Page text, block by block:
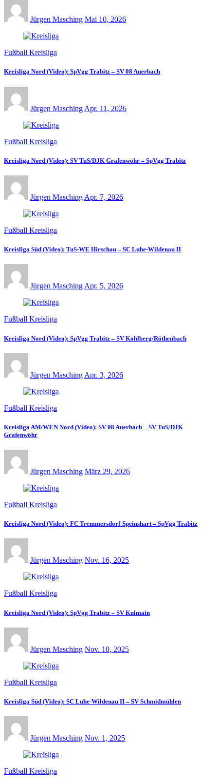
Jürgen Masching Mai 10, 2026
Fußball Kreisliga
Kreisliga Nord (Video): SpVgg Trabitz – SV 08 Auerbach
Jürgen Masching Apr. 11, 2026
Fußball Kreisliga
Kreisliga Nord (Video): SV TuS/DJK Grafenwöhr – SpVgg Trabitz
Jürgen Masching Apr. 7, 2026
Fußball Kreisliga
Kreisliga Süd (Video): TuS-WE Hirschau – SC Luhe-Wildenau II
Jürgen Masching Apr. 5, 2026
Fußball Kreisliga
Kreisliga Nord (Video): SpVgg Trabitz – SV Kohlberg/Röthenbach
Jürgen Masching Apr. 3, 2026
Fußball Kreisliga
Kreisliga AM/WEN Nord (Video): SV 08 Auerbach – SV TuS/DJK
Grafenwöhr
Jürgen Masching März 29, 2026
Fußball Kreisliga
Kreisliga Nord (Video): FC Tremmersdorf-Speinshart – SpVgg Trabitz
Jürgen Masching Nov. 16, 2025
Fußball Kreisliga
Kreisliga Nord (Video): SpVgg Trabitz – SV Kulmain
Jürgen Masching Nov. 10, 2025
Fußball Kreisliga
Kreisliga Süd (Video): SC Luhe-Wildenau II – SV Schmidmühlen
Jürgen Masching Nov. 1, 2025
Fußball Kreisliga